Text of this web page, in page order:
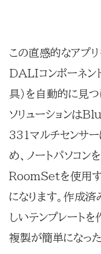
この直感的なアプ
DALIコンポーネン
具）を自動的に見
ソリューションは
331マルチセンサ
め、ノートパソコン
RoomSetを使用す
になります。作成
しいテンプレートを
複製が簡単になった